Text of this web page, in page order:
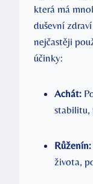
která má
duševní
nejčastěji
účinky:
Achát:
stabilitu,
Růženín:
života,